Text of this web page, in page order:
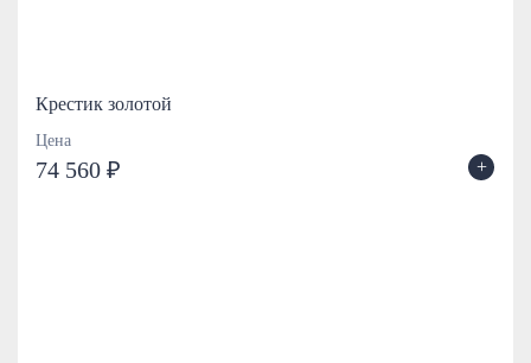
Крестик золотой
Цена
74 560 ₽ +